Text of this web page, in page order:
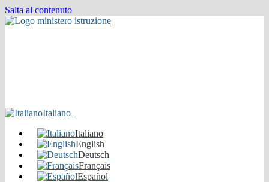
Salta al contenuto
Italiano
Italiano
English
Deutsch
Français
Español